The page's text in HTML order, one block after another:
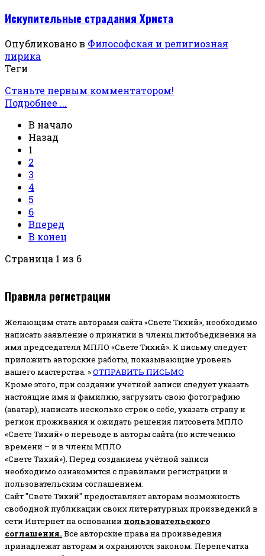
Искупительные страдания Христа
Опубликовано в Философская и религиозная
лирика
Теги
Станьте первым комментатором!
Подробнее ...
В начало
Назад
1
2
3
4
5
6
Вперед
В конец
Страница 1 из 6
Правила регистрации
Желающим стать авторами сайта «Свете Тихий», необходимо
написать заявление о принятии в члены литобъединения на
имя председателя МПЛО «Свете Тихий». К письму следует
приложить авторские работы, показывающие уровень
вашего мастерства. »ОТПРАВИТЬ ПИСЬМО
Кроме этого, при создании учетной записи следует указать
настоящие имя и фамилию, загрузить свою фотографию
(аватар), написать несколько строк о себе, указать страну и
регион проживания и ожидать решения литсовета МПЛО
«Свете Тихий» о переводе в авторы сайта (по истечению
времени – и в члены МПЛО
«Свете Тихий»). Перед созданием учётной записи
необходимо ознакомится с правилами регистрации и
пользовательским соглашением.
Сайт "Свете Тихий" предоставляет авторам возможность
свободной публикации своих литературных произведений в
сети Интернет на основании пользовательского
соглашения. Все авторские права на произведения
принадлежат авторам и охраняются законом. Перепечатка